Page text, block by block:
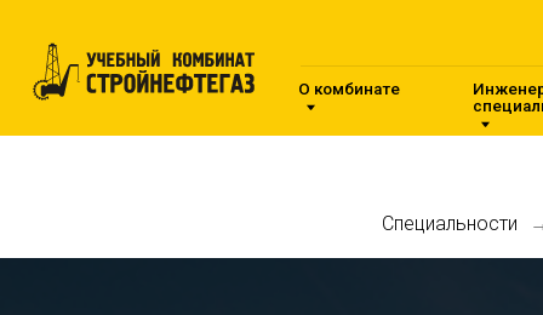
О комбинате
специальности
Специальности